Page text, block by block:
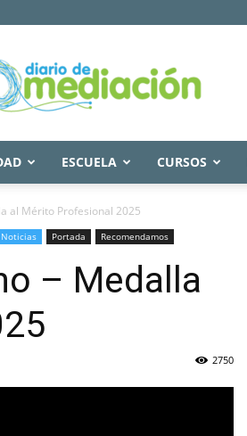
Diario
de
ESCUELA CURSOS
al Mérito Profesional 2025
Noticias Portada Recomendamos
– Medalla
2750